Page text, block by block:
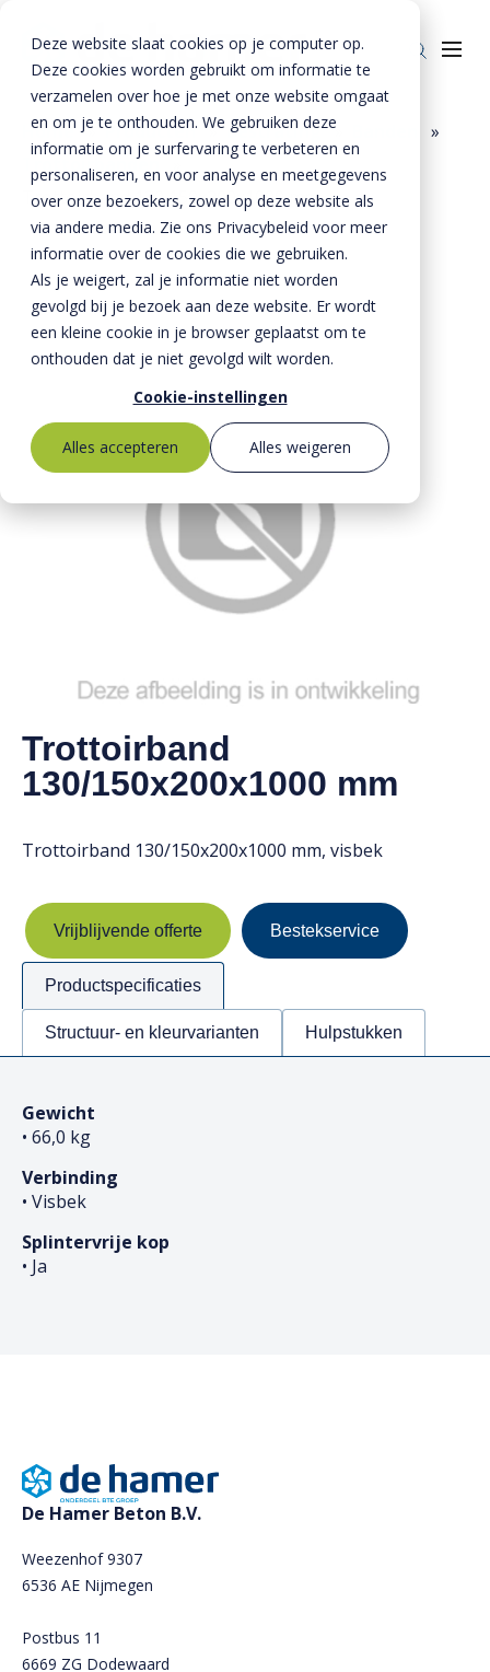
Deze website slaat cookies op je computer op.
Deze cookies worden gebruikt om informatie te
verzamelen over hoe je met onze website omgaat
en om je te onthouden. We gebruiken deze
informatie om je surfervaring te verbeteren en
personaliseren, en voor analyse en meetgegevens
over onze bezoekers, zowel op deze website als
via andere media. Zie ons Privacybeleid voor meer
informatie over de cookies die we gebruiken.
Als je weigert, zal je informatie niet worden
gevolgd bij je bezoek aan deze website. Er wordt
een kleine cookie in je browser geplaatst om te
onthouden dat je niet gevolgd wilt worden.
Cookie-instellingen
Alles accepteren
Alles weigeren
Bestekservice
Producten
Riolering
Bestrating
Oplossingen
BTE Groep
Onze verhalen
Over ons
MVO
Kernwaarden
Mission statement
Home »Producten » Bestrating »
»
Trottoirbanden
Trottoirband 130 150x200x1000 mm
Trottoirband
130/150x200x1000 mm
Trottoirband 130/150x200x1000 mm, visbek
Vrijblijvende offerte Bestekservice
Productspecificaties
Structuur- en kleurvarianten Hulpstukken
Gewicht
• 66,0 kg
Verbinding
• Visbek
Splintervrije kop
• Ja
De Hamer Beton B.V.
Weezenhof 9307
6536 AE Nijmegen
Postbus 11
6669 ZG Dodewaard